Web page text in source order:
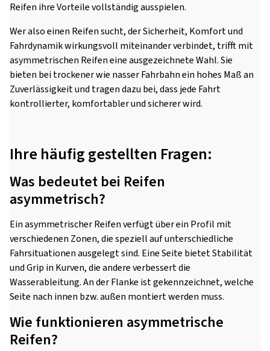
Reifen ihre Vorteile vollständig ausspielen.
Wer also einen Reifen sucht, der Sicherheit, Komfort und
Fahrdynamik wirkungsvoll miteinander verbindet, trifft mit
asymmetrischen Reifen eine ausgezeichnete Wahl. Sie
bieten bei trockener wie nasser Fahrbahn ein hohes Maß an
Zuverlässigkeit und tragen dazu bei, dass jede Fahrt
kontrollierter, komfortabler und sicherer wird.
Ihre häufig gestellten Fragen:
Was bedeutet bei Reifen
asymmetrisch?
Ein asymmetrischer Reifen verfügt über ein Profil mit
verschiedenen Zonen, die speziell auf unterschiedliche
Fahrsituationen ausgelegt sind. Eine Seite bietet Stabilität
und Grip in Kurven, die andere verbessert die
Wasserableitung. An der Flanke ist gekennzeichnet, welche
Seite nach innen bzw. außen montiert werden muss.
Wie funktionieren asymmetrische
Reifen?